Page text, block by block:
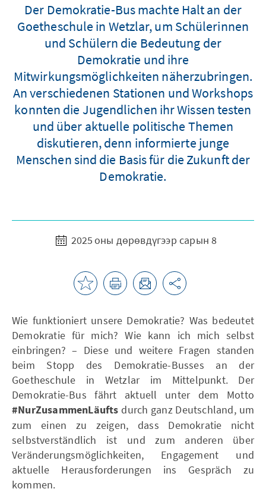
Der Demokratie-Bus machte Halt an der
Goetheschule in Wetzlar, um Schülerinnen
und Schülern die Bedeutung der
Demokratie und ihre
Mitwirkungsmöglichkeiten näherzubringen.
An verschiedenen Stationen und Workshops
konnten die Jugendlichen ihr Wissen testen
und über aktuelle politische Themen
diskutieren, denn informierte junge
Menschen sind die Basis für die Zukunft der
Demokratie.
2025 оны дөрөвдүгээр сарын 8
Wie funktioniert unsere Demokratie? Was bedeutet
Demokratie für mich? Wie kann ich mich selbst
einbringen? – Diese und weitere Fragen standen
beim Stopp des Demokratie-Busses an der
Goetheschule in Wetzlar im Mittelpunkt. Der
Demokratie-Bus fährt aktuell unter dem Motto
#NurZusammenLäufts durch ganz Deutschland, um
zum einen zu zeigen, dass Demokratie nicht
selbstverständlich ist und zum anderen über
Veränderungsmöglichkeiten, Engagement und
aktuelle Herausforderungen ins Gespräch zu
kommen.